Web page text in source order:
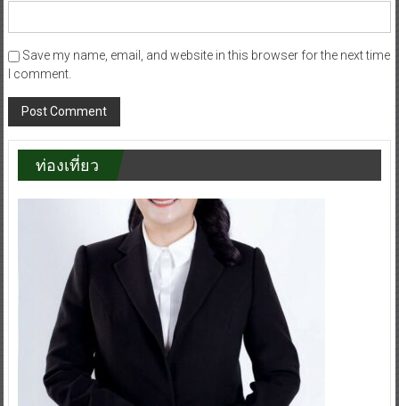
Save my name, email, and website in this browser for the next time
I comment.
ท่องเที่ยว